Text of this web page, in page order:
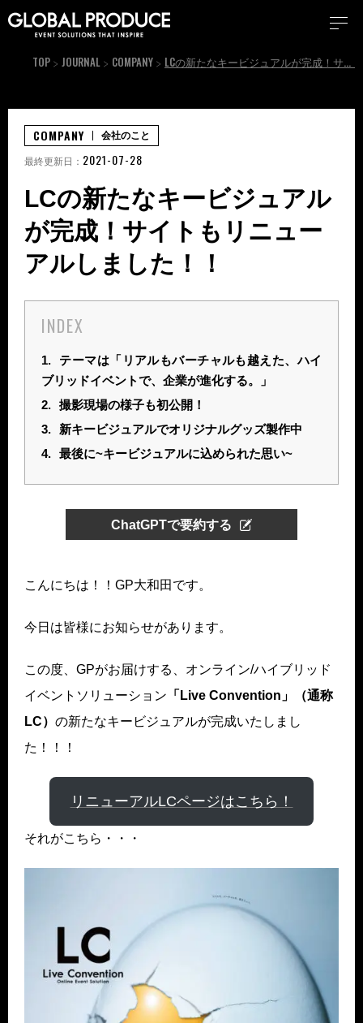
TOP JOURNAL COMPANY LCの新たなキービジュアルが完成！サイトもリニューアルしました！！
LCの新たなキービジュアル
が完成！サイトもリニュー
アルしました！！
INDEX
1.
テーマは「リアルもバーチャルも越えた、ハイ
ブリッドイベントで、企業が進化する。」
2. 撮影現場の様子も初公開！
3.
新キービジュアルでオリジナルグッズ製作中
4. 最後に~キービジュアルに込められた思い~
ChatGPTで要約する
こんにちは！！GP大和田です。
今日は皆様にお知らせがあります。
この度、GPがお届けする、オンライン/ハイブリッド
イベントソリューション 「Live Convention」（通称
LC） の新たなキービジュアルが完成いたしまし
た！！！
リニューアルLCページはこちら！
それがこちら・・・
COMPANY 会社のこと
最終更新日： 2021-07-28